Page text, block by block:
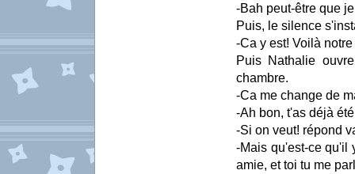
-Bah peut-être que
Puis, le silence
-Ca y est! Voilà
Puis Nathalie
chambre.
-Ca me change de
-Ah bon, t'as déjà
-Si on veut! répond
-Mais qu'est-ce qu'il
amie, et toi tu me